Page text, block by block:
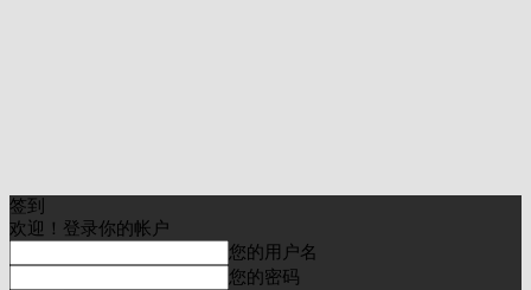
签到
欢迎！登录你的帐户
您的用户名
您的密码